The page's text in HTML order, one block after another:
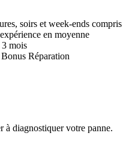
soirs et week-ends compris
en moyenne
mois
Réparation
à diagnostiquer votre panne.